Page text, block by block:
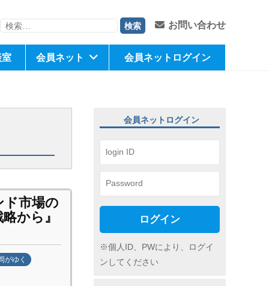
検
お問い合わせ
会員ネット 会員ネットログイン
ド市場の
から 』
ゆく
会員ネットログイン
ログイン
※個人ID、PWにより、ログイ
ンしてください